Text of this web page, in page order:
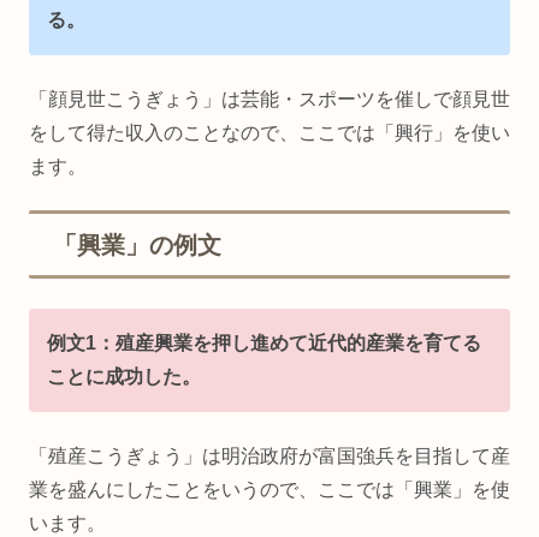
る。
「顔見世こうぎょう」は芸能・スポーツを催しで顔見世
をして得た収入のことなので、ここでは「興行」を使い
ます。
「興業」の例文
例文1：殖産興業を押し進めて近代的産業を育てる
ことに成功した。
「殖産こうぎょう」は明治政府が富国強兵を目指して産
業を盛んにしたことをいうので、ここでは「興業」を使
います。